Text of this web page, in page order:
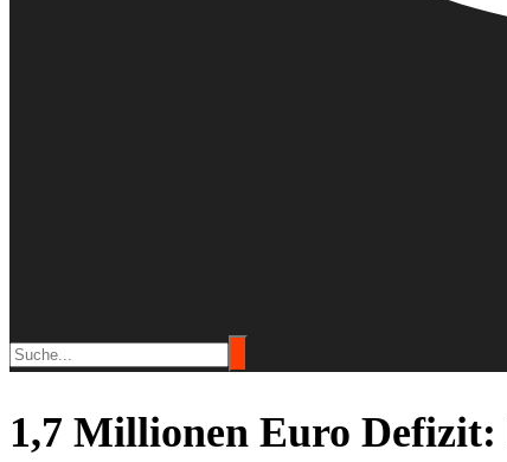
1,7 Millionen Euro